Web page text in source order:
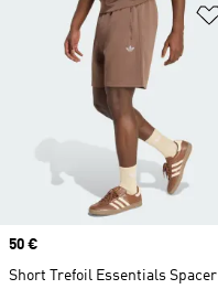
Price
50 €
Short Trefoil Essentials Spacer